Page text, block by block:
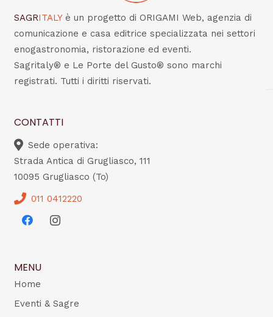
SAGRITALY è un progetto di ORIGAMI Web, agenzia di
comunicazione e casa editrice specializzata nei settori
enogastronomia, ristorazione ed eventi.
Sagritaly® e Le Porte del Gusto® sono marchi
registrati. Tutti i diritti riservati.
CONTATTI
Sede operativa:
Strada Antica di Grugliasco, 111
10095 Grugliasco (To)
011 0412220
MENU
Home
Eventi & Sagre